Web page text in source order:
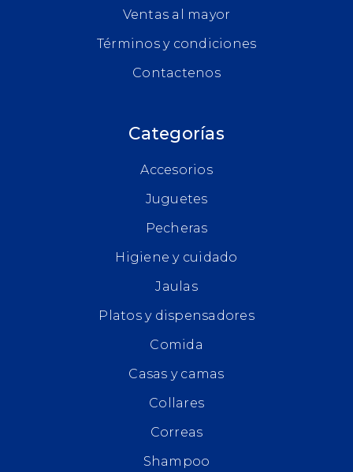
Ventas al mayor
Términos y condiciones
Contactenos
Categorías
Accesorios
Juguetes
Pecheras
Higiene y cuidado
Jaulas
Platos y dispensadores
Comida
Casas y camas
Collares
Correas
Shampoo